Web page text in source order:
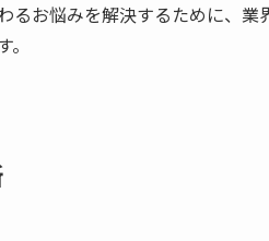
るお悩みを解決するために、